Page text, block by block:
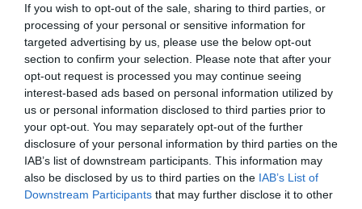
If you wish to opt-out of the sale, sharing to third parties, or
processing of your personal or sensitive information for
targeted advertising by us, please use the below opt-out
section to confirm your selection. Please note that after your
opt-out request is processed you may continue seeing
interest-based ads based on personal information utilized by
us or personal information disclosed to third parties prior to
your opt-out. You may separately opt-out of the further
disclosure of your personal information by third parties on the
IAB’s list of downstream participants. This information may
also be disclosed by us to third parties on the IAB’s List of
Downstream Participants that may further disclose it to other
ψάρι έρχεται από χαμηλά, από την άμμο, κυριολεκτικά
επάνω μου χωρίς να προλάβω να καταλάβω το είδος.
Ενστικτωδώς χαμηλώνω λίγο το όπλο και πατάω τη
σκανδάλη. Στην επιφάνεια, φέρνοντας το κοντά μου,
αντιλαμβάνομαι ότι πρόκειται για ένα σπάνιο μυλοκόπι
αξιόλογου μεγέθους!!
Πιστεύω πως σημαντικό ρόλο έπαιξε το γεγονός πως
δεν χτύπησα κάποιες καλές μουρμούρες και κέφαλους.
Έτσι, τα ψάρια της περιοχής, δεν ενοχλήθηκαν.